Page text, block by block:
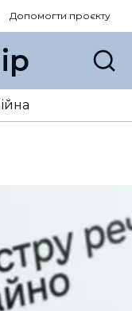
Допомогти проєкту